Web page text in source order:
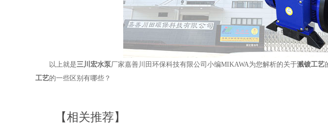
以上就是三川宏水泵厂家嘉善川田环保科技有限公司小编MIKAWA为您解析的关于溅镀工艺
工艺的一些区别有哪些？
【相关推荐】